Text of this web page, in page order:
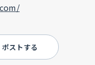
ポストする